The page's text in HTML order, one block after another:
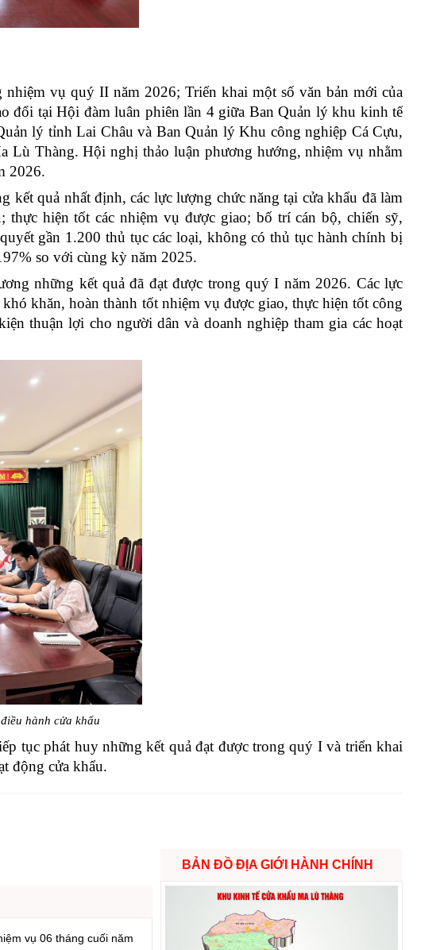
vụ quý II năm 2026; Triển khai một số văn bản mới của
đổi tại Hội đàm luân phiên lần 4 giữa Ban Quản lý khu kinh tế
lý tỉnh Lai Châu và Ban Quản lý Khu công nghiệp Cá Cựu,
Lù Thàng. Hội nghị thảo luận phương hướng, nhiệm vụ nhằm
2026.
kết quả nhất định, các lực lượng chức năng tại cửa khẩu đã làm
thực hiện tốt các nhiệm vụ được giao; bố trí cán bộ, chiến sỹ,
gần 1.200 thủ tục các loại, không có thủ tục hành chính bị
so với cùng kỳ năm 2025.
những kết quả đã đạt được trong quý I năm 2026. Các lực
khăn, hoàn thành tốt nhiệm vụ được giao, thực hiện tốt công
thuận lợi cho người dân và doanh nghiệp tham gia các hoạt
hành cửa khẩu
tục phát huy những kết quả đạt được trong quý I và triển khai
động cửa khẩu.
vụ 06 tháng cuối năm
BẢN ĐỒ ĐỊA GIỚI HÀNH CHÍNH